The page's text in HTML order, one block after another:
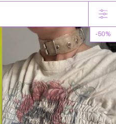
-50%